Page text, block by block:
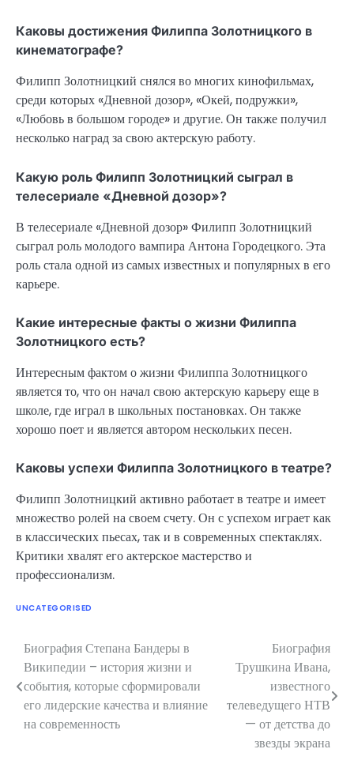
Каковы достижения Филиппа Золотницкого в
кинематографе?
Филипп Золотницкий снялся во многих кинофильмах,
среди которых «Дневной дозор», «Окей, подружки»,
«Любовь в большом городе» и другие. Он также получил
несколько наград за свою актерскую работу.
Какую роль Филипп Золотницкий сыграл в
телесериале «Дневной дозор»?
В телесериале «Дневной дозор» Филипп Золотницкий
сыграл роль молодого вампира Антона Городецкого. Эта
роль стала одной из самых известных и популярных в его
карьере.
Какие интересные факты о жизни Филиппа
Золотницкого есть?
Интересным фактом о жизни Филиппа Золотницкого
является то, что он начал свою актерскую карьеру еще в
школе, где играл в школьных постановках. Он также
хорошо поет и является автором нескольких песен.
Каковы успехи Филиппа Золотницкого в театре?
Филипп Золотницкий активно работает в театре и имеет
множество ролей на своем счету. Он с успехом играет как
в классических пьесах, так и в современных спектаклях.
Критики хвалят его актерское мастерство и
профессионализм.
UNCATEGORISED
Навигация
по
записям
Биография Степана Бандеры в
Википедии – история жизни и
события, которые сформировали
его лидерские качества и влияние
на современность
Биография
Трушкина Ивана,
известного
телеведущего НТВ
— от детства до
звезды экрана